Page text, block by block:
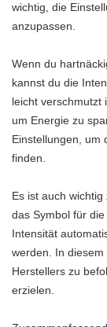
wichtig, die
anzupassen.
Wenn du
kannst du die
leicht verschmutzt
um Energie zu
Einstellungen, um
finden.
Es ist auch
das Symbol für
Intensität
werden. In
Herstellers zu
erzielen.